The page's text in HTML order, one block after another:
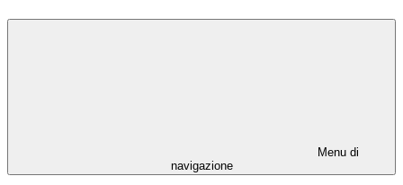
Menu di
navigazione